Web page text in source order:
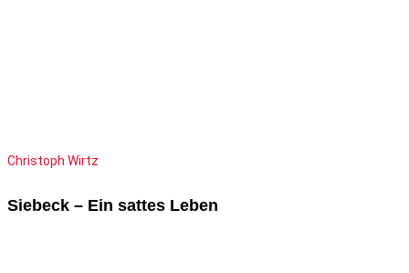
Christoph Wirtz
Siebeck – Ein sattes Leben